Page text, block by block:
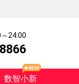
24:00
数智小新